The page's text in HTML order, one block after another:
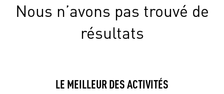
Nous n’avons pas trouvé de
résultats
LE MEILLEUR DES ACTIVITÉS